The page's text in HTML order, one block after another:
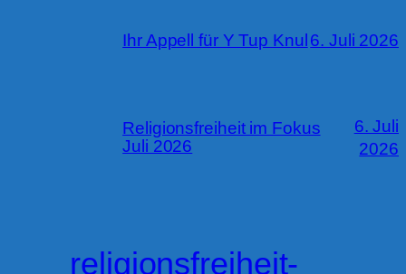
Ihr Appell für Y Tup Knul6. Juli 2026
Religionsfreiheit im Fokus
Juli 2026
6. Juli
2026
religionsfreiheit-